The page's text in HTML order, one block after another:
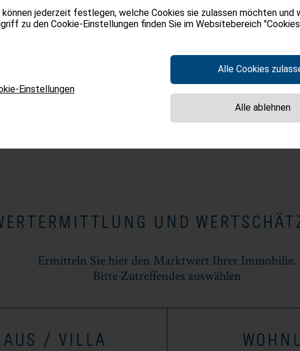
Real Estate haben Sie einen erfahrenen
und Gewerbeimmobilien in Südtirol an Ihrer
uns über Ihre Kontaktaufnahme.
UND
Ermitteln Sie hier den Marktwert Ihrer Immobilie.
Bitte Zutreffendes auswählen
/ VILLA
können jederzeit festlegen, welche Cookies sie zulassen möchten und
zu den Cookie-Einstellungen finden Sie im Websitebereich
Einstellungen
Alle Cookies
Alle ablehnen